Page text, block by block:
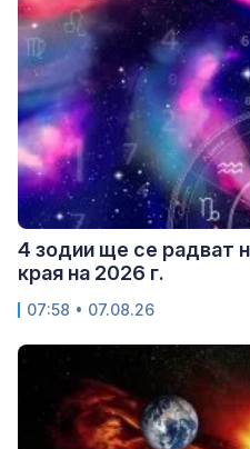
4 зодии ще се радват
края на 2026 г.
07:58 • 07.08.26